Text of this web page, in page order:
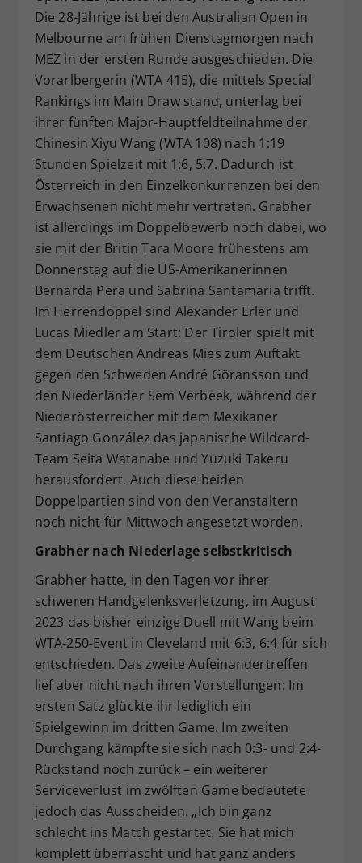
Die 28-Jährige ist bei den Australian Open in
Melbourne am frühen Dienstagmorgen nach
MEZ in der ersten Runde ausgeschieden. Die
Vorarlbergerin (WTA 415), die mittels Special
Rankings im Main Draw stand, unterlag bei
ihrer fünften Major-Hauptfeldteilnahme der
Chinesin Xiyu Wang (WTA 108) nach 1:19
Stunden Spielzeit mit 1:6, 5:7. Dadurch ist
Österreich in den Einzelkonkurrenzen bei den
Erwachsenen nicht mehr vertreten. Grabher
ist allerdings im Doppelbewerb noch dabei, wo
sie mit der Britin Tara Moore frühestens am
Donnerstag auf die US-Amerikanerinnen
Bernarda Pera und Sabrina Santamaria trifft.
Im Herrendoppel sind Alexander Erler und
Lucas Miedler am Start: Der Tiroler spielt mit
dem Deutschen Andreas Mies zum Auftakt
gegen den Schweden André Göransson und
den Niederländer Sem Verbeek, während der
Niederösterreicher mit dem Mexikaner
Santiago González das japanische Wildcard-
Team Seita Watanabe und Yuzuki Takeru
herausfordert. Auch diese beiden
Doppelpartien sind von den Veranstaltern
noch nicht für Mittwoch angesetzt worden.
Grabher nach Niederlage selbstkritisch
Grabher hatte, in den Tagen vor ihrer
schweren Handgelenksverletzung, im August
2023 das bisher einzige Duell mit Wang beim
WTA-250-Event in Cleveland mit 6:3, 6:4 für sich
entschieden. Das zweite Aufeinandertreffen
lief aber nicht nach ihren Vorstellungen: Im
ersten Satz glückte ihr lediglich ein
Spielgewinn im dritten Game. Im zweiten
Durchgang kämpfte sie sich nach 0:3- und 2:4-
Rückstand noch zurück – ein weiterer
Serviceverlust im zwölften Game bedeutete
jedoch das Ausscheiden. „Ich bin ganz
schlecht ins Match gestartet. Sie hat mich
komplett überrascht und hat ganz anders
Zweck
Dieser Wert speichert Ihre Consent-
Einstellungen. Unter anderem eine
zufällig generierte ID, für die
historische Speicherung Ihrer
vorgenommen Einstellungen, falls der
Webseiten-Betreiber dies eingestellt
hat.